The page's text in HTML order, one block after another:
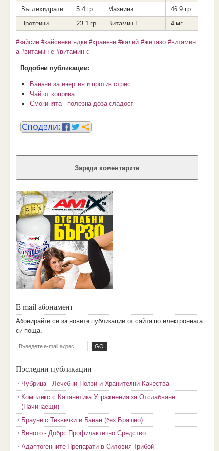
Въглехидрати
5.4 гр Мазнини
46.9 гр
Протеини
23.1 гр Витамин Е 4 мг
#кайсии #кайсиеви ядки #хранене #калий #желязо #витамин
а #витамин е #витамин с
Подобни публикации:
Банани за енергия и против стрес
Чай от коприва
Смокинята - полезна доза сладост
Зареди коментарите
E-mail абонамент
Aбoниpaйтe ce зa нoвитe пyбликaции oт caйтa пo eлeктpoннaтa
cи пoщa.
Последни публикации
Чубрица - Лечебни Ползи и Хранителни Качества
Комплекс с Каланетика Упражнения за Отслабване
(Начинаещи)
Брауни с Тиквички и Банан (без Брашно)
Виното - Добро Профилактично Средство
Адаптогенните Препарати в Силовия Трибой